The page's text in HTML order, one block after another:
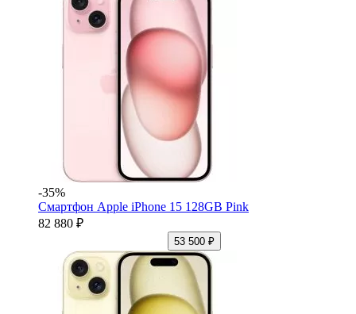
-35%
Смартфон Apple iPhone 15 128GB Pink
82 880 ₽
53 500 ₽